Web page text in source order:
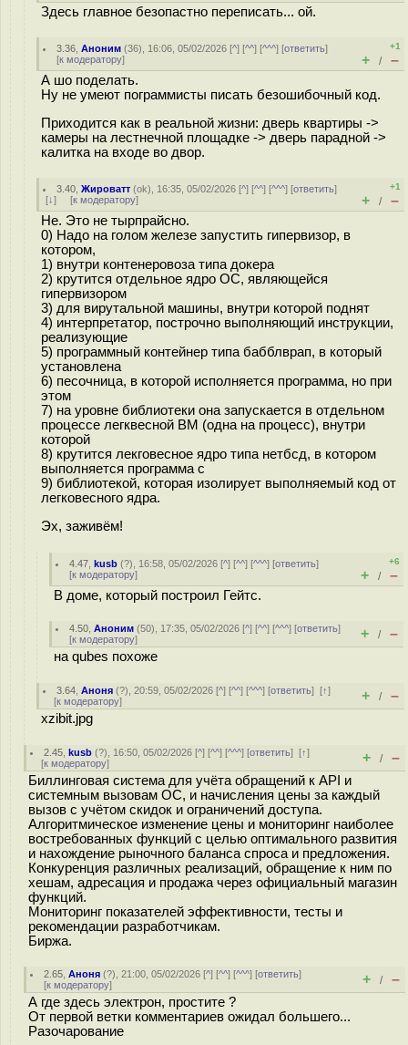
Здесь главное безопастно переписать... ой.
3.36 ,Аноним (36), 16:06, 05/02/2026 [^] [^^] [^^^] [ответить]
[к модератору]
+1
+ / –
А шо поделать.
Ну не умеют пограммисты писать безошибочный код.
Приходится как в реальной жизни: дверь квартиры ->
камеры на лестнечной площадке -> дверь парадной ->
калитка на входе во двор.
3.40 ,Жироватт (ok), 16:35, 05/02/2026 [^] [^^] [^^^] [ответить]
[↓] [к модератору]
+1
+ / –
Не. Это не тырпрайсно.
0) Надо на голом железе запустить гипервизор, в
котором,
1) внутри контенеровоза типа докера
2) крутится отдельное ядро ОС, являющейся
гипервизором
3) для вирутальной машины, внутри которой поднят
4) интерпретатор, построчно выполняющий инструкции,
реализующие
5) программный контейнер типа бабблврап, в который
установлена
6) песочница, в которой исполняется программа, но при
этом
7) на уровне библиотеки она запускается в отдельном
процессе легквесной ВМ (одна на процесс), внутри
которой
8) крутится лекговесное ядро типа нетбсд, в котором
выполняется программа с
9) библиотекой, которая изолирует выполняемый код от
легковесного ядра.
Эх, заживём!
4.47 ,kusb (?), 16:58, 05/02/2026 [^] [^^] [^^^] [ответить]
[к модератору]
+6
+ / –
В доме, который построил Гейтс.
4.50 ,Аноним (50), 17:35, 05/02/2026 [^] [^^] [^^^] [ответить]
[к модератору] + / –
на qubes похоже
3.64 ,Аноня (?), 20:59, 05/02/2026 [^] [^^] [^^^] [ответить][↑]
[к модератору] + / –
xzibit.jpg
2.45 ,kusb (?), 16:50, 05/02/2026 [^] [^^] [^^^] [ответить][↑]
[к модератору] + / –
Биллинговая система для учёта обращений к API и
системным вызовам ОС, и начисления цены за каждый
вызов с учётом скидок и ограничений доступа.
Алгоритмическое изменение цены и мониторинг наиболее
востребованных функций с целью оптимального развития
и нахождение рыночного баланса спроса и предложения.
Конкуренция различных реализаций, обращение к ним по
хешам, адресация и продажа через официальный магазин
функций.
Мониторинг показателей эффективности, тесты и
рекомендации разработчикам.
Биржа.
2.65 ,Аноня (?), 21:00, 05/02/2026 [^] [^^] [^^^] [ответить]
[к модератору] + / –
А где здесь электрон, простите ?
От первой ветки комментариев ожидал большего...
Разочарование